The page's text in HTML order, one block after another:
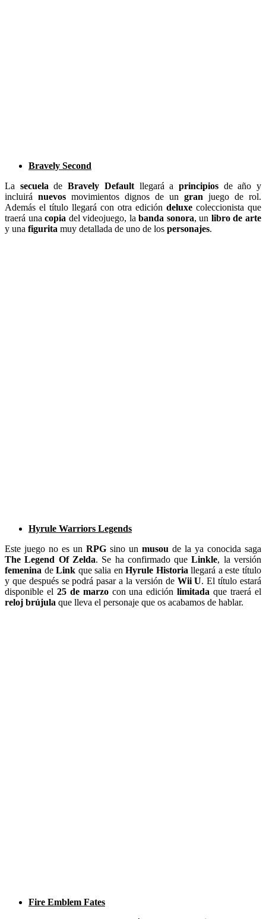
Bravely Second
La secuela de Bravely Defaultllegará a principiosde año y
incluirá nuevos movimientos dignos de un gran juego de rol.
Además el título llegará con otra edición deluxe coleccionista que
traerá unacopia del videojuego, labanda sonora, un libro de arte
y una figurita muy detallada de uno de los personajes.
Hyrule Warriors Legends
Este juego no es un RPG sino un musou de la ya conocida saga
The Legend Of Zelda. Se ha confirmado queLinkle, la versión
femenina deLink que salia enHyrule Historia llegará a este título
y que después se podrá pasar a la versión de Wii U. El título estará
disponible el 25 de marzocon una ediciónlimitada que traerá el
reloj brújula que lleva el personaje que os acabamos de hablar.
Fire Emblem Fates